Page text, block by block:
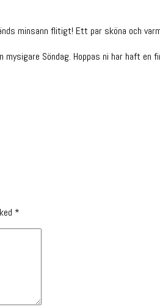
minsann flitigt! Ett par sköna och
Söndag. Hoppas ni har haft en
*